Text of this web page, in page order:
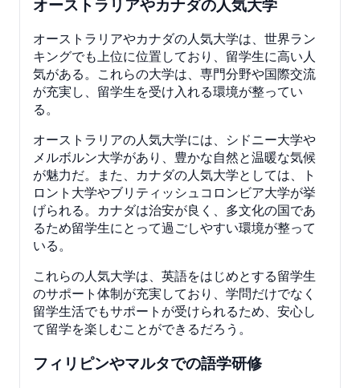
オーストラリアやカナダの人気大学
オーストラリアやカナダの人気大学は、世界ラン
キングでも上位に位置しており、留学生に高い人
気がある。これらの大学は、専門分野や国際交流
が充実し、留学生を受け入れる環境が整ってい
る。
オーストラリアの人気大学には、シドニー大学や
メルボルン大学があり、豊かな自然と温暖な気候
が魅力だ。また、カナダの人気大学としては、ト
ロント大学やブリティッシュコロンビア大学が挙
げられる。カナダは治安が良く、多文化の国であ
るため留学生にとって過ごしやすい環境が整って
いる。
これらの人気大学は、英語をはじめとする留学生
のサポート体制が充実しており、学問だけでなく
留学生活でもサポートが受けられるため、安心し
て留学を楽しむことができるだろう。
フィリピンやマルタでの語学研修